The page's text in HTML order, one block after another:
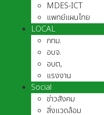
MDES-ICT
แพทย์แผนไทย
LOCAL
กทม.
อบจ.
อบต,
แรงงาน
Social
ข่าวสังคม
สิ่งแวดล้อม